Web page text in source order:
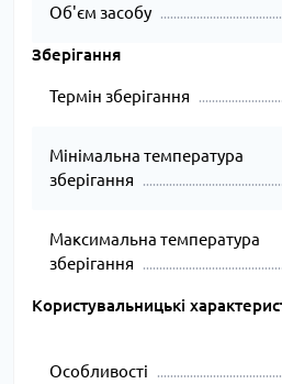
Об'єм засобу
Зберігання
Термін зберігання
Мінімальна температура
зберігання
Максимальна температура
зберігання
Користувальницькі
Особливості